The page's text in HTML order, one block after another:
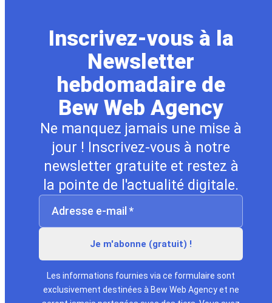
Inscrivez-vous à la
Newsletter
hebdomadaire de
Bew Web Agency
Ne manquez jamais une mise à
jour ! Inscrivez-vous à notre
newsletter gratuite et restez à
la pointe de l'actualité digitale.
Les informations fournies via ce formulaire sont
exclusivement destinées à Bew Web Agency et ne